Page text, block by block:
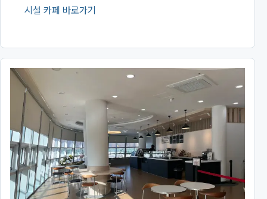
시설 카페 바로가기
(새 창에서 열림)